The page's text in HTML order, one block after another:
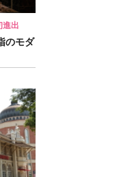
進出
のモダ